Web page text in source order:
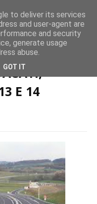
NUOVO SCIOPERO 13
E 14
to deliver its services
and user-agent are
and security
generate usage
abuse.
GOT IT